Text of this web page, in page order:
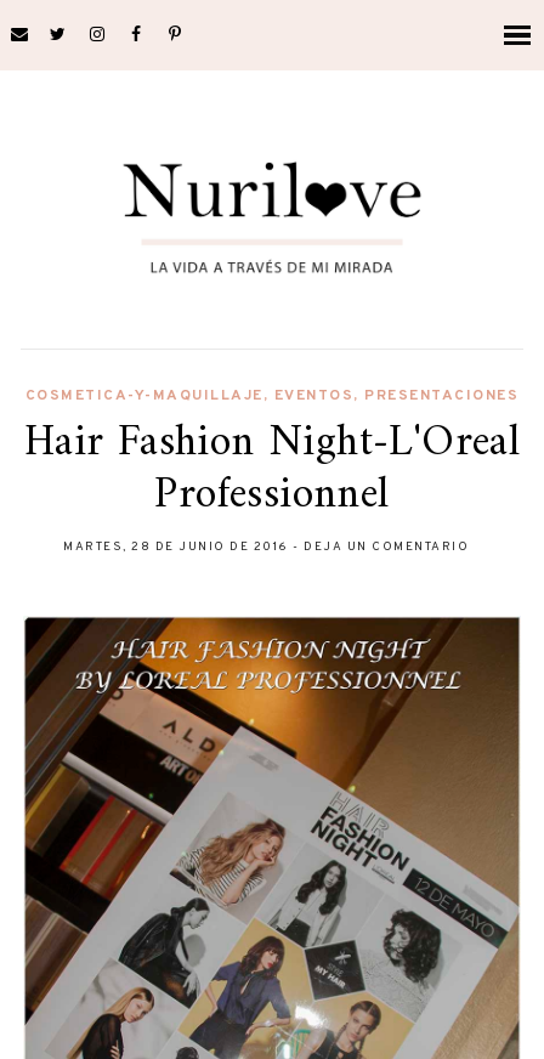
COSMETICA-Y-MAQUILLAJE, EVENTOS, PRESENTACIONES
Hair Fashion Night-L'Oreal
Professionnel
MARTES, 28 DE JUNIO DE 2016 - DEJA UN COMENTARIO